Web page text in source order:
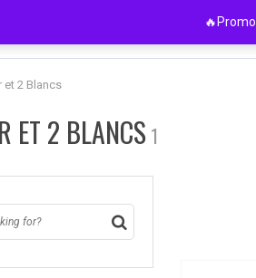
et 2 Blancs
ET 2 BLANCS 1